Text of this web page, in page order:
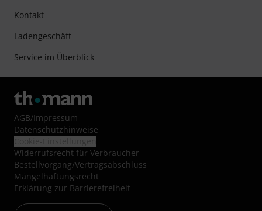
Kontakt
Ladengeschäft
Service im Überblick
AGB/Impressum
Datenschutzhinweise
Widerrufsrecht für Verbraucher
Bestellvorgang/Vertragsabschluss
Mängelhaftungsrecht
Erklärung zur Barrierefreiheit